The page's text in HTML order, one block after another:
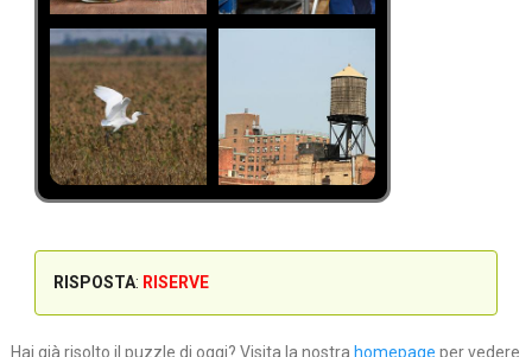
RISPOSTA: RISERVE
Hai già risolto il puzzle di oggi? Visita la nostra homepage per vedere